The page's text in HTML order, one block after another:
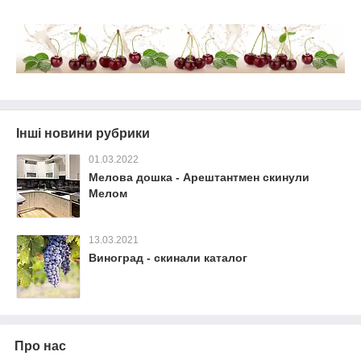
Інші новини рубрики
01.03.2022
Мелова дошка - Арештантмен скинули
Мелом
13.03.2021
Виноград - скинали каталог
Про нас